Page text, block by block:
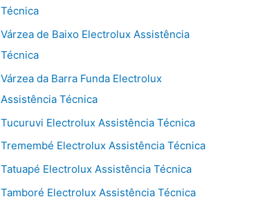
Técnica
Várzea de Baixo Electrolux Assistência
Técnica
Várzea da Barra Funda Electrolux
Assistência Técnica
Tucuruvi Electrolux Assistência Técnica
Tremembé Electrolux Assistência Técnica
Tatuapé Electrolux Assistência Técnica
Tamboré Electrolux Assistência Técnica